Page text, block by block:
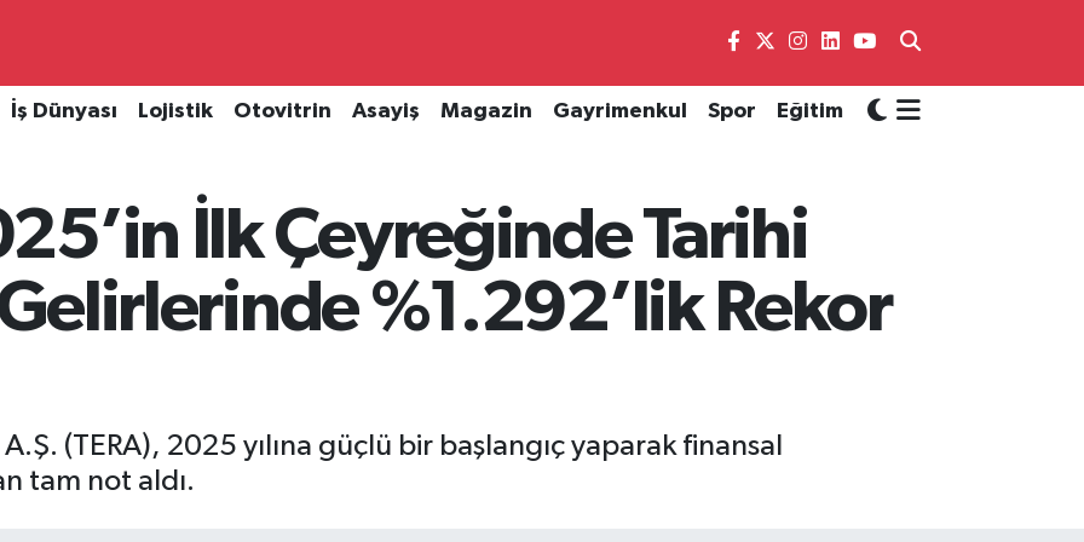
İş Dünyası Lojistik Otovitrin Asayiş Magazin Gayrimenkul Spor Eğitim
İlk Çeyreğinde Tarihi
Gelirlerinde %1.292’lik Rekor
(TERA), 2025 yılına güçlü bir başlangıç yaparak finansal
tam not aldı.